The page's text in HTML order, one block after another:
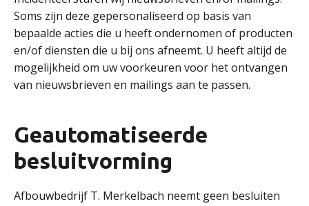
Soms zijn deze gepersonaliseerd op basis van
bepaalde acties die u heeft ondernomen of producten
en/of diensten die u bij ons afneemt. U heeft altijd de
mogelijkheid om uw voorkeuren voor het ontvangen
van nieuwsbrieven en mailings aan te passen.
Geautomatiseerde
besluitvorming
Afbouwbedrijf T. Merkelbach neemt geen besluiten